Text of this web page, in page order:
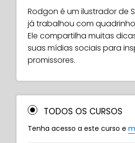
Rodgon é um ilustrador de
já trabalhou com
Ele compartilha muitas
suas mídias sociais para
promissores.
TODOS OS CURSOS
Tenha acesso a este curso e